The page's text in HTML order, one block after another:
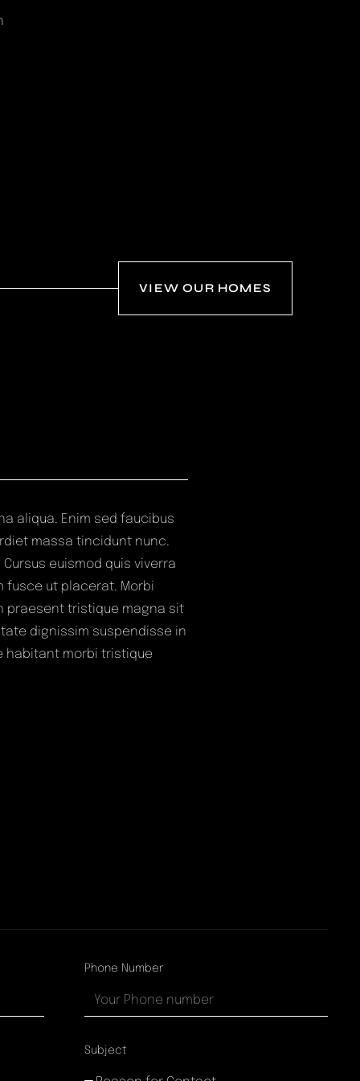
VIEW OUR HOMES
aliqua. Enim sed faucibus
massa tincidunt nunc.
euismod quis viverra
fusce ut placerat. Morbi
praesent tristique magna sit
dignissim suspendisse in
habitant morbi tristique
Phone Number
Subject